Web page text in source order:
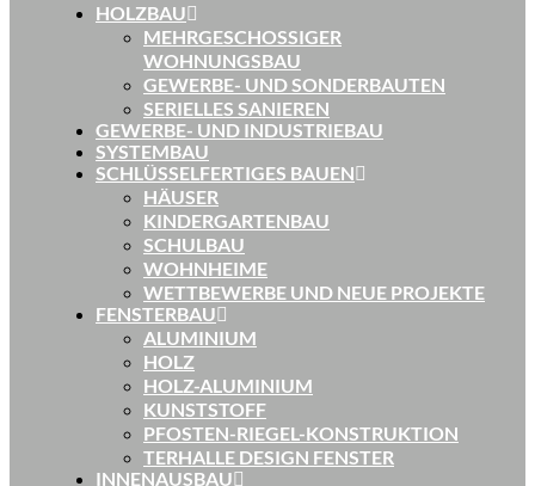
HOLZBAU
MEHRGESCHOSSIGER
WOHNUNGSBAU
GEWERBE- UND SONDERBAUTEN
SERIELLES SANIEREN
GEWERBE- UND INDUSTRIEBAU
SYSTEMBAU
SCHLÜSSELFERTIGES BAUEN
HÄUSER
KINDERGARTENBAU
SCHULBAU
WOHNHEIME
WETTBEWERBE UND NEUE PROJEKTE
FENSTERBAU
ALUMINIUM
HOLZ
HOLZ-ALUMINIUM
KUNSTSTOFF
PFOSTEN-RIEGEL-KONSTRUKTION
TERHALLE DESIGN FENSTER
INNENAUSBAU